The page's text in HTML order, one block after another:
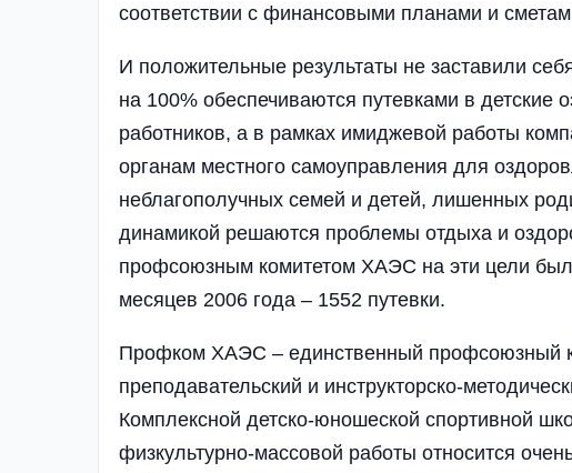
соответствии с финансовыми планами и
И положительные результаты не заставили
на 100% обеспечиваются путевками в детские
работников, а в рамках имиджевой работы
органам местного самоуправления для
неблагополучных семей и детей, лишенных
динамикой решаются проблемы отдыха и
профсоюзным комитетом ХАЭС на эти цели
месяцев 2006 года – 1552 путевки.
Профком ХАЭС – единственный профсоюзный
преподавательский и инструкторско-
Комплексной детско-юношеской спортивной
физкультурно-массовой работы относится